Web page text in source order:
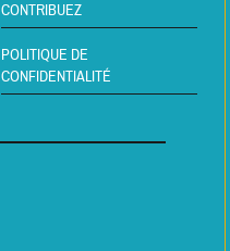
CONTRIBUEZ
POLITIQUE DE
CONFIDENTIALITÉ